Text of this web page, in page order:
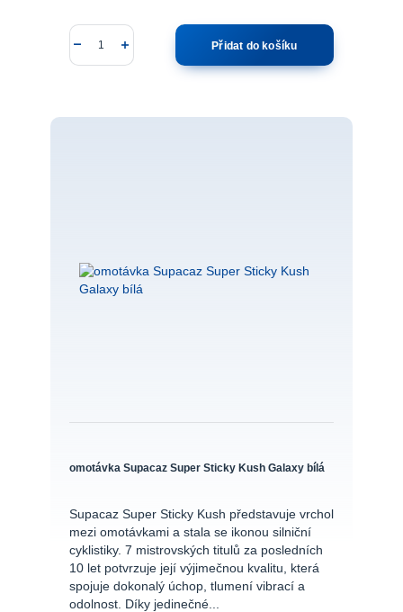
Přidat do košíku
omotávka Supacaz Super Sticky Kush Galaxy bílá
Supacaz Super Sticky Kush představuje vrchol
mezi omotávkami a stala se ikonou silniční
cyklistiky. 7 mistrovských titulů za posledních
10 let potvrzuje její výjimečnou kvalitu, která
spojuje dokonalý úchop, tlumení vibrací a
odolnost. Díky jedinečné...